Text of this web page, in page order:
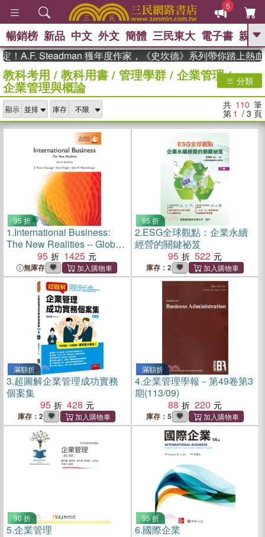
5
GO
熱搜： 東野圭吾 、 高希均教授回憶錄
、 、 如果歷
史是一群喵 、 暑期推薦 、 國際布克
台灣的李
登輝時代 、 數學女孩：黎曼猜想 、
暢銷榜 新品 中文 外文 簡體 三民東大 電子書 親子
Steadman 獲年度作家，《史坎德》系列帶你踏上熱血奇幻旅
教科考用 / 教科用書/ 管理學群/ 企業管理/
企業管理與概論 分類
顯示 庫存 共 110 筆
第 1 / 3 頁
95 折
1.International Business:
The New Realities -- Global
95 1425
無庫存
95 折
2.ESG全球觀點：企業永續
經營的關鍵祕笈
95
522
庫存：2
滿額折
3.超圖解企業管理成功實務
個案集
95
428
庫存：2
滿額折
4.企業管理學報－第49卷第3
期(113/09)
88
220
庫存：5
90 折
5.企業管理
95 折
6.國際企業